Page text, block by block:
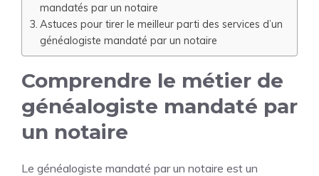
mandatés par un notaire
Astuces pour tirer le meilleur parti des services d’un
généalogiste mandaté par un notaire
Comprendre le métier de
généalogiste mandaté par
un notaire
Le généalogiste mandaté par un notaire est un